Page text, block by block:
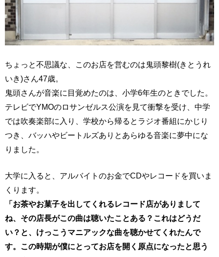
ちょっと不思議な、このお店を営むのは鬼頭黎樹(きとうれ
いき)さん47歳。
鬼頭さんが音楽に目覚めたのは、小学6年生のときでした。
テレビでYMOのロサンゼルス公演を見て衝撃を受け、中学
では吹奏楽部に入り、学校から帰るとラジオ番組にかじり
つき、バッハやビートルズありとあらゆる音楽に夢中にな
りました。
大学に入ると、アルバイトのお金でCDやレコードを買いま
くります。
「お茶やお菓子を出してくれるレコード店がありまして
ね、その店長がこの曲は聴いたことある？これはどうだ
い？と、けっこうマニアックな曲を聴かせてくれたんで
す。この時期が僕にとってお店を開く原点になったと思う